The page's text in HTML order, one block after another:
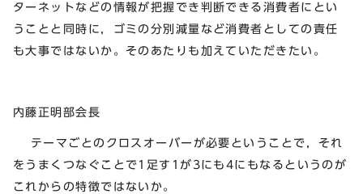
ターネットなどの情報が把握でき判断できる消費者にとい
うことと同時に，ゴミの分別減量など消費者としての責任
も大事ではないか。そのあたりも加えていただきたい。
内藤正明部会長
テーマごとのクロスオーバーが必要ということで，それ
をうまくつなぐことで1足す1が3にも4にもなるというのが
これからの特徴ではないか。